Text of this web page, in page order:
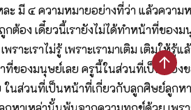
ะ มี ๔ ความหมายอย่างที่ว่า แล้วควา
ต้อง เดี๋ยวนี้เรายังไม่ได้ทำหน้าที่ของ
ราะเราไม่รู้ เพราะเรามาเติม เติมให้รู้
ของมนุษย์เลย ครูนี้ในส่วนที่เป็นเรื่อง
ในส่วนที่เป็นหน้าที่เกี่ยวกับลูกศิษย์ลูก